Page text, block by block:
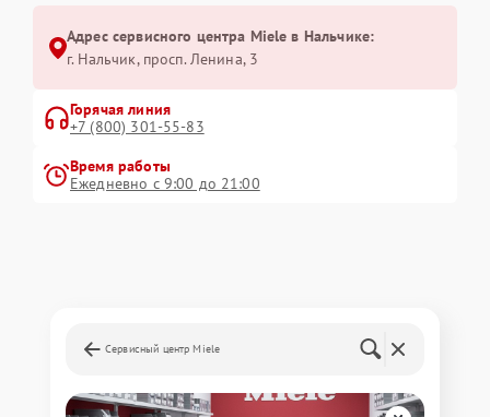
Адрес сервисного центра Miele в Нальчике:
г. Нальчик, просп. Ленина, 3
Горячая линия
+7 (800) 301-55-83
Время работы
Ежедневно с 9:00 до 21:00
Сервисный центр Miele